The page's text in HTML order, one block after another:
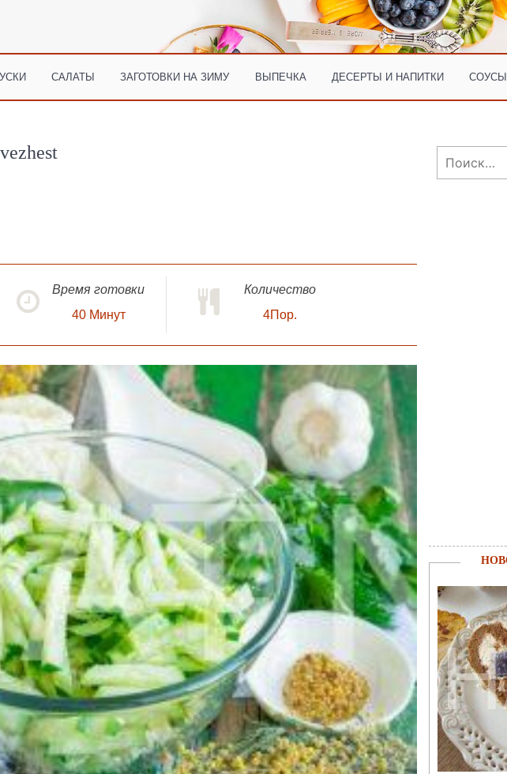
САЛАТЫ ЗАГОТОВКИ НА ЗИМУ ВЫПЕЧКА ДЕСЕРТЫ И НАПИТКИ СОУСЫ
Время готовки
40 Минут
Количество
4Пор.
Найти: